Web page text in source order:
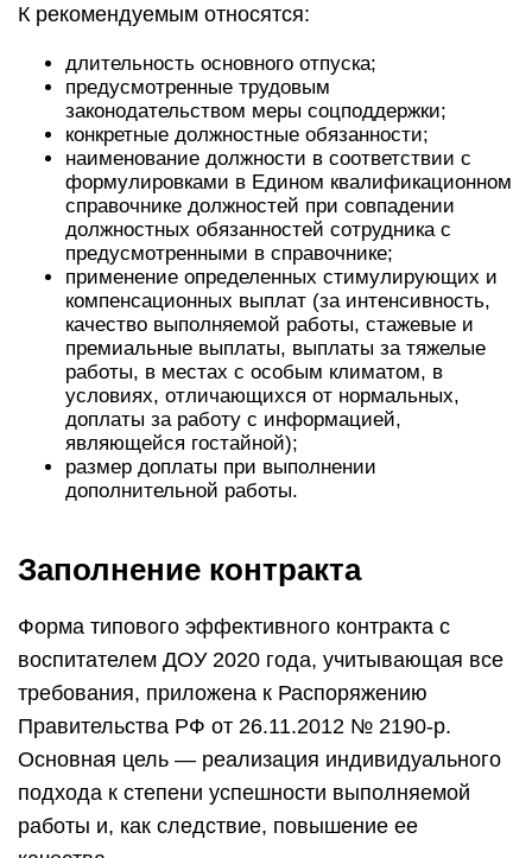
К рекомендуемым относятся:
длительность основного отпуска;
предусмотренные трудовым
законодательством меры соцподдержки;
конкретные должностные обязанности;
наименование должности в соответствии с
формулировками в Едином квалификационном
справочнике должностей при совпадении
должностных обязанностей сотрудника с
предусмотренными в справочнике;
применение определенных стимулирующих и
компенсационных выплат (за интенсивность,
качество выполняемой работы, стажевые и
премиальные выплаты, выплаты за тяжелые
работы, в местах с особым климатом, в
условиях, отличающихся от нормальных,
доплаты за работу с информацией,
являющейся гостайной);
размер доплаты при выполнении
дополнительной работы.
Заполнение контракта
Форма типового эффективного контракта с
воспитателем ДОУ 2020 года, учитывающая все
требования, приложена к Распоряжению
Правительства РФ от 26.11.2012 № 2190-р.
Основная цель — реализация индивидуального
подхода к степени успешности выполняемой
работы и, как следствие, повышение ее